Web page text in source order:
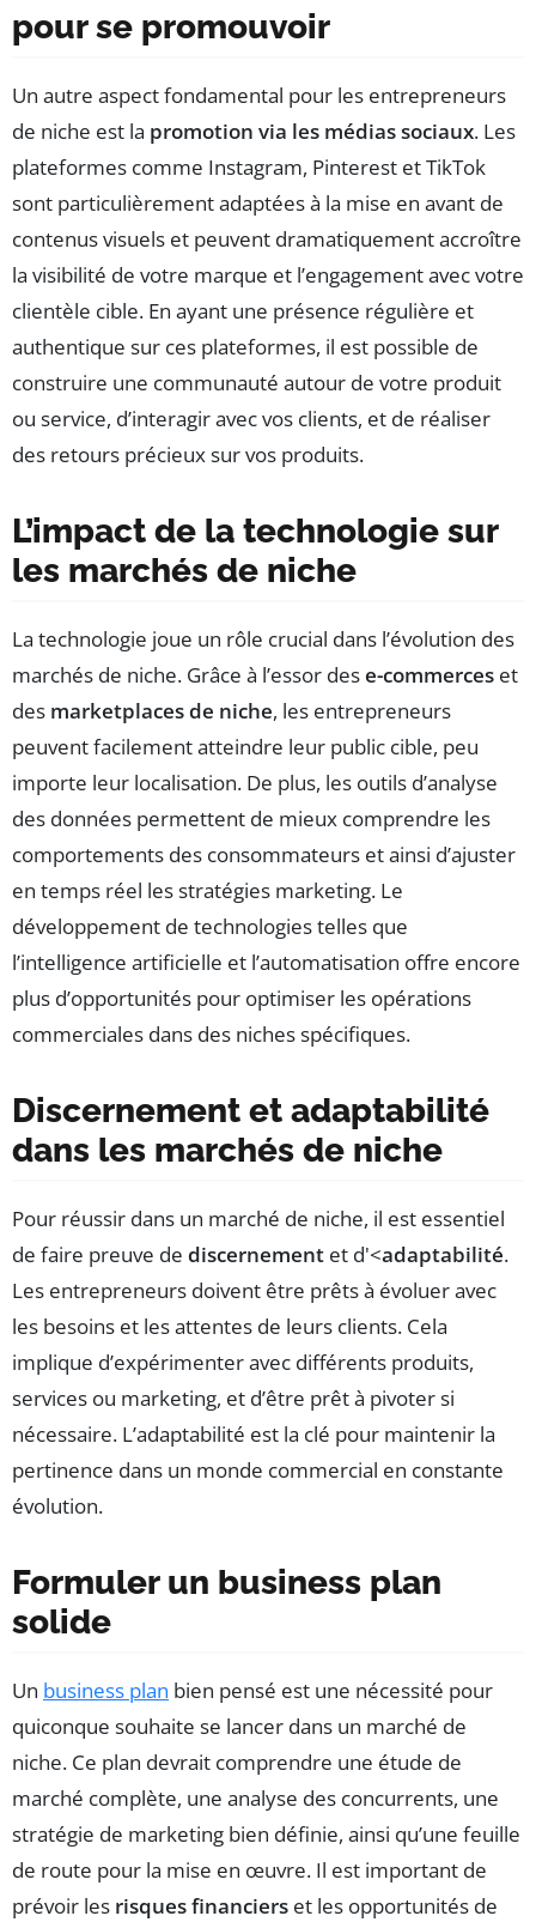
pour se promouvoir
Un autre aspect fondamental pour les entrepreneurs
de niche est la promotion via les médias sociaux. Les
plateformes comme Instagram, Pinterest et TikTok
sont particulièrement adaptées à la mise en avant de
contenus visuels et peuvent dramatiquement accroître
la visibilité de votre marque et l’engagement avec votre
clientèle cible. En ayant une présence régulière et
authentique sur ces plateformes, il est possible de
construire une communauté autour de votre produit
ou service, d’interagir avec vos clients, et de réaliser
des retours précieux sur vos produits.
L’impact de la technologie sur
les marchés de niche
La technologie joue un rôle crucial dans l’évolution des
marchés de niche. Grâce à l’essor dese-commerces et
des marketplaces de niche, les entrepreneurs
peuvent facilement atteindre leur public cible, peu
importe leur localisation. De plus, les outils d’analyse
des données permettent de mieux comprendre les
comportements des consommateurs et ainsi d’ajuster
en temps réel les stratégies marketing. Le
développement de technologies telles que
l’intelligence artificielle et l’automatisation offre encore
plus d’opportunités pour optimiser les opérations
commerciales dans des niches spécifiques.
Discernement et adaptabilité
dans les marchés de niche
Pour réussir dans un marché de niche, il est essentiel
de faire preuve de discernement et d'<adaptabilité.
Les entrepreneurs doivent être prêts à évoluer avec
les besoins et les attentes de leurs clients. Cela
implique d’expérimenter avec différents produits,
services ou marketing, et d’être prêt à pivoter si
nécessaire. L’adaptabilité est la clé pour maintenir la
pertinence dans un monde commercial en constante
évolution.
Formuler un business plan
solide
Un business plan bien pensé est une nécessité pour
quiconque souhaite se lancer dans un marché de
niche. Ce plan devrait comprendre une étude de
marché complète, une analyse des concurrents, une
stratégie de marketing bien définie, ainsi qu’une feuille
de route pour la mise en œuvre. Il est important de
prévoir les risques financiers et les opportunités de